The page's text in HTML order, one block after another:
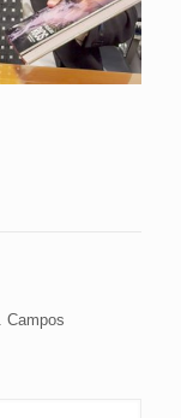
Campos